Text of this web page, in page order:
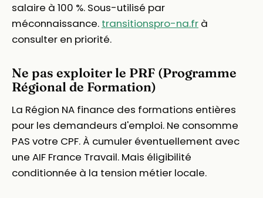
salaire à 100 %. Sous-utilisé par
méconnaissance. transitionspro-na.fr à
consulter en priorité.
Ne pas exploiter le PRF (Programme
Régional de Formation)
La Région NA finance des formations entières
pour les demandeurs d'emploi. Ne consomme
PAS votre CPF. À cumuler éventuellement avec
une AIF France Travail. Mais éligibilité
conditionnée à la tension métier locale.